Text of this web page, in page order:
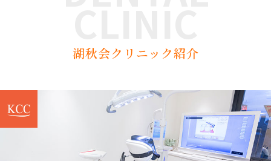
湖秋会クリニック紹介